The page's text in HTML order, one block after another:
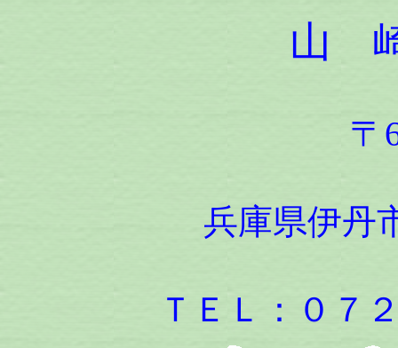
山
〒
兵庫県伊丹
ＴＥＬ：０７